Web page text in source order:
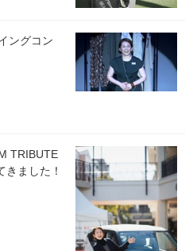
ングコン
TRIBUTE
きました！